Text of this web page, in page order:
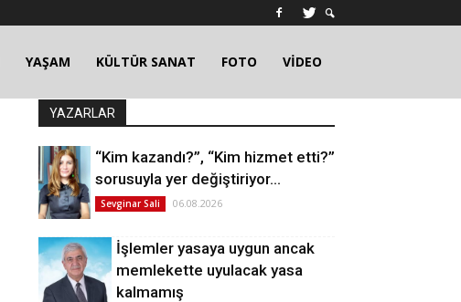
YAŞAM KÜLTÜR SANAT FOTO VİDEO
YAZARLAR
“Kim kazandı?”, “Kim hizmet etti?”
sorusuyla yer değiştiriyor…
Sevginar Sali 06.08.2026
İşlemler yasaya uygun ancak
memlekette uyulacak yasa
kalmamış